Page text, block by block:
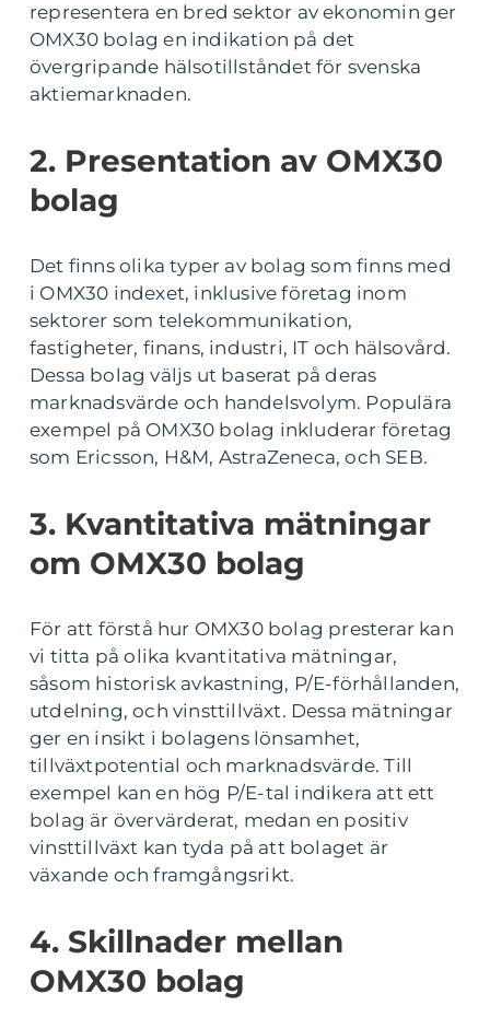
representera en bred sektor av ekonomin ger
OMX30 bolag en indikation på det
övergripande hälsotillståndet för svenska
aktiemarknaden.
2. Presentation av OMX30
bolag
Det finns olika typer av bolag som finns med
i OMX30 indexet, inklusive företag inom
sektorer som telekommunikation,
fastigheter, finans, industri, IT och hälsovård.
Dessa bolag väljs ut baserat på deras
marknadsvärde och handelsvolym. Populära
exempel på OMX30 bolag inkluderar företag
som Ericsson, H&M, AstraZeneca, och SEB.
3. Kvantitativa mätningar
om OMX30 bolag
För att förstå hur OMX30 bolag presterar kan
vi titta på olika kvantitativa mätningar,
såsom historisk avkastning, P/E-förhållanden,
utdelning, och vinsttillväxt. Dessa mätningar
ger en insikt i bolagens lönsamhet,
tillväxtpotential och marknadsvärde. Till
exempel kan en hög P/E-tal indikera att ett
bolag är övervärderat, medan en positiv
vinsttillväxt kan tyda på att bolaget är
växande och framgångsrikt.
4. Skillnader mellan
OMX30 bolag